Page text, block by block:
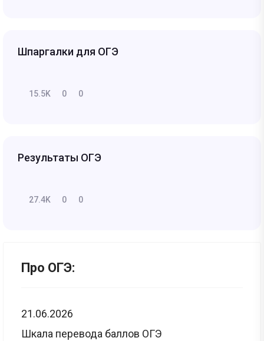
Шпаргалки для ОГЭ
15.5K 0 0
Результаты ОГЭ
27.4K 0 0
Про ОГЭ:
21.06.2026
Шкала перевода баллов ОГЭ